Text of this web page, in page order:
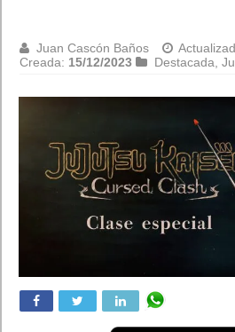
Juan Cascón Baños
Creada: 15/12/2023 Destacada ,